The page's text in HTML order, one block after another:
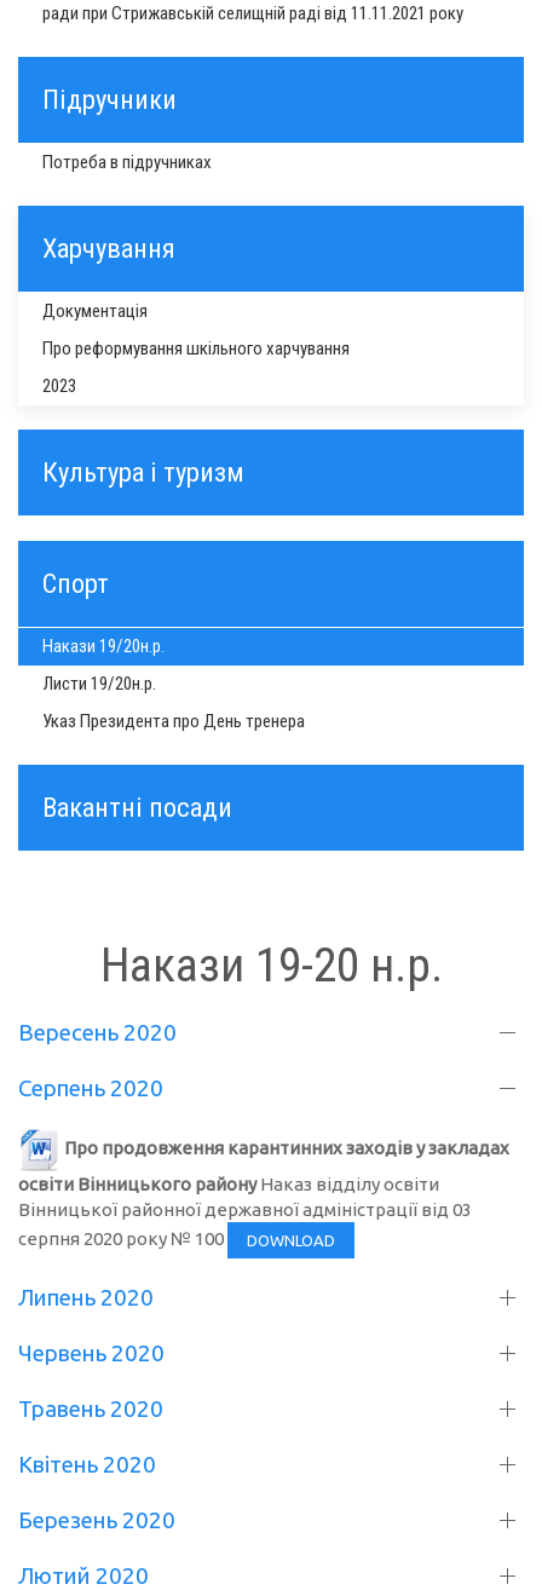
Накази 19-20 н.р.
Вересень 2020
Серпень 2020
Про продовження карантинних заходів у закладах
освіти Вінницького районуНаказ відділу освіти
Вінницької районної державної адміністрації від 03
серпня 2020 року № 100
DOWNLOAD
Липень 2020
Червень 2020
Травень 2020
Квітень 2020
Березень 2020
Лютий 2020
ради при Стрижавській селищній раді від 11.11.2021 року
Підручники
Потреба в підручниках
Харчування
Документація
Про реформування шкільного харчування
2023
Культура і туризм
Спорт
Накази 19/20н.р.
Листи 19/20н.р.
Указ Президента про День тренера
Вакантні посади